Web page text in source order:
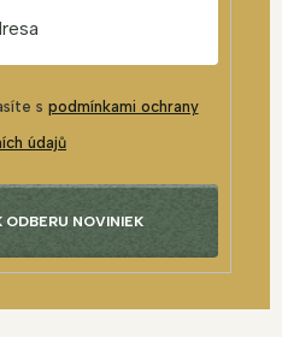
s podmínkami ochrany
údajů
ODBERU NOVINIEK